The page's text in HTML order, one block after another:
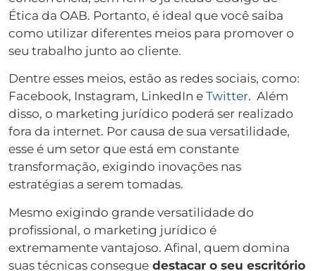
Ética da OAB. Portanto, é ideal que você saiba
como utilizar diferentes meios para promover o
seu trabalho junto ao cliente.
Dentre esses meios, estão as redes sociais, como:
Facebook, Instagram, LinkedIn e Twitter. Além
disso, o marketing jurídico poderá ser realizado
fora da internet. Por causa de sua versatilidade,
esse é um setor que está em constante
transformação, exigindo inovações nas
estratégias a serem tomadas.
Mesmo exigindo grande versatilidade do
profissional, o marketing jurídico é
extremamente vantajoso. Afinal, quem domina
suas técnicas consegue destacar o seu escritório